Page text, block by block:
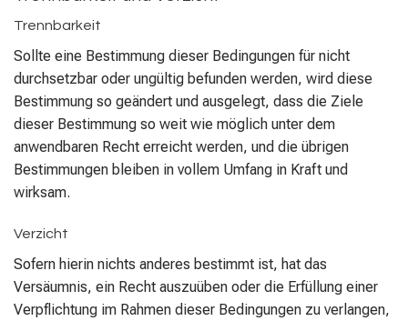
Trennbarkeit
Sollte eine Bestimmung dieser Bedingungen für nicht
durchsetzbar oder ungültig befunden werden, wird diese
Bestimmung so geändert und ausgelegt, dass die Ziele
dieser Bestimmung so weit wie möglich unter dem
anwendbaren Recht erreicht werden, und die übrigen
Bestimmungen bleiben in vollem Umfang in Kraft und
wirksam.
Verzicht
Sofern hierin nichts anderes bestimmt ist, hat das
Versäumnis, ein Recht auszuüben oder die Erfüllung einer
Verpflichtung im Rahmen dieser Bedingungen zu verlangen,